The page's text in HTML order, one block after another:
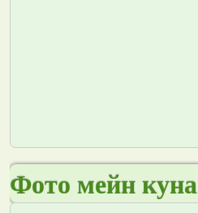
Фото мейн